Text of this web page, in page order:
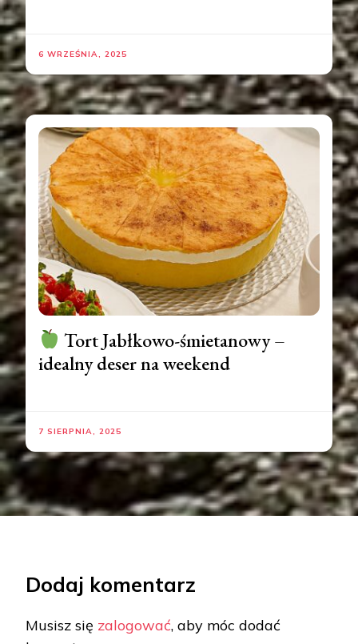
6 WRZEŚNIA, 2025
Tort Jabłkowo-śmietanowy –
idealny deser na weekend
7 SIERPNIA, 2025
Dodaj komentarz
Musisz się zalogować, aby móc dodać